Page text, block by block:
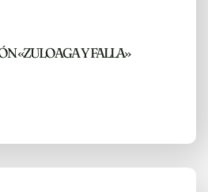
«ZULOAGA Y FALLA»